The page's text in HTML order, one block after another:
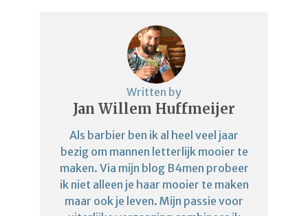
Written by
Jan Willem Huffmeijer
Als barbier ben ik al heel veel jaar
bezig om mannen letterlijk mooier te
maken. Via mijn blog B4men probeer
ik niet alleen je haar mooier te maken
maar ook je leven. Mijn passie voor